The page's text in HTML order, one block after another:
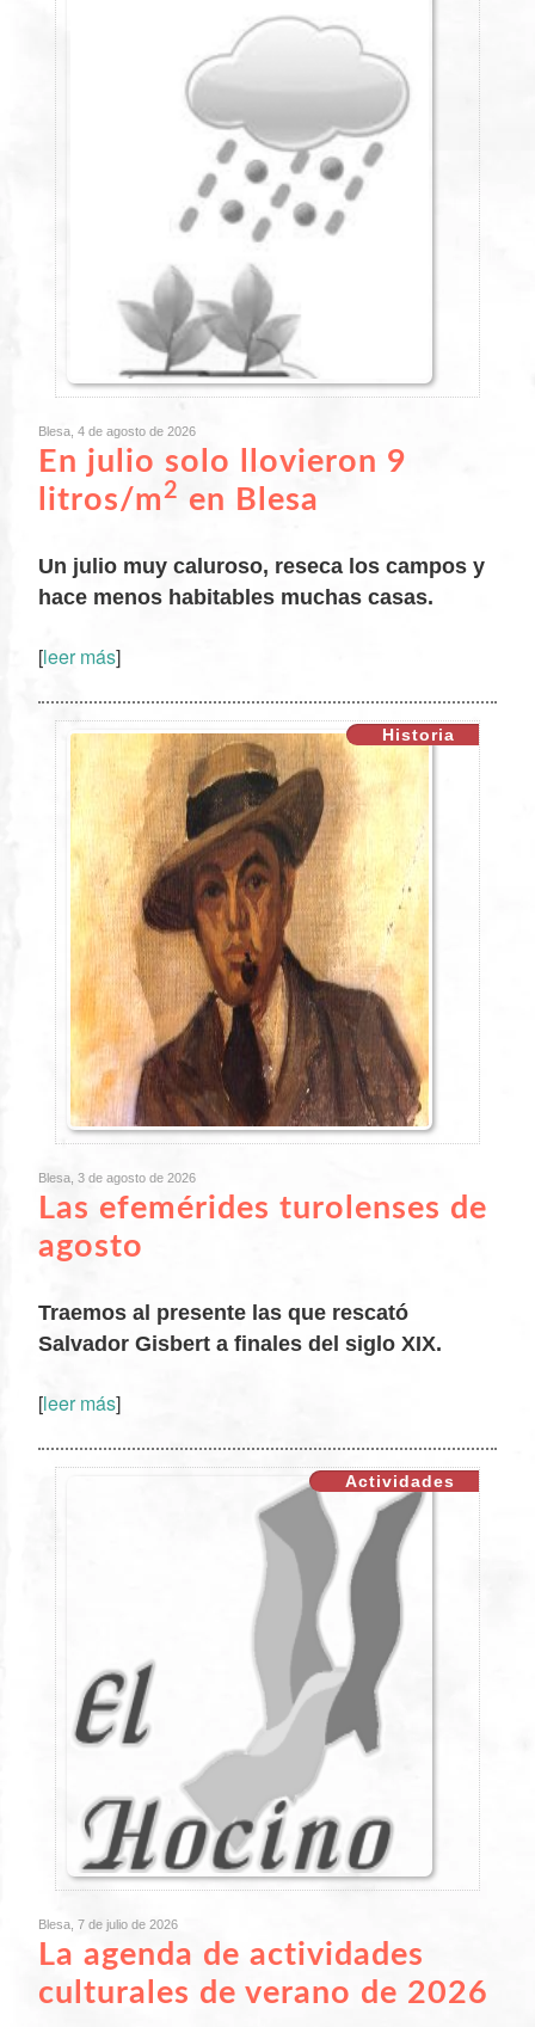
XX
Blesa, 4 de agosto de 2026
En julio solo llovieron 9
litros/m2 en Blesa
Un julio muy caluroso, reseca los campos y
hace menos habitables muchas casas.
[leer más]
Historia
XX
Blesa, 3 de agosto de 2026
Las efemérides turolenses de
agosto
Traemos al presente las que rescató
Salvador Gisbert a finales del siglo XIX.
[leer más]
Actividades
Blesa, 7 de julio de 2026
La agenda de actividades
culturales de verano de 2026